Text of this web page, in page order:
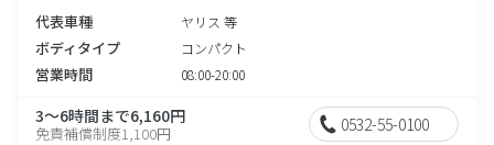
代表車種 ヤリス 等
ボディタイプ コンパクト
営業時間 08:00-20:00
3～6時間まで6,160円
免責補償制度1,100円 0532-55-0100